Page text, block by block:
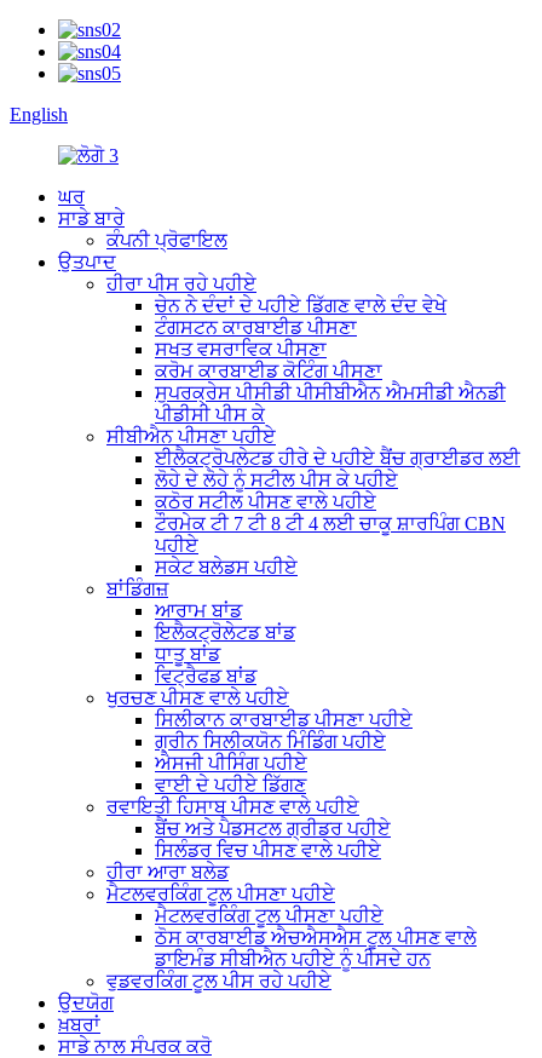
English
ਘਰ
ਸਾਡੇ ਬਾਰੇ
ਕੰਪਨੀ ਪ੍ਰੋਫਾਇਲ
ਉਤਪਾਦ
ਹੀਰਾ ਪੀਸ ਰਹੇ ਪਹੀਏ
ਚੇਨ ਨੇ ਦੰਦਾਂ ਦੇ ਪਹੀਏ ਡਿੱਗਣ ਵਾਲੇ ਦੰਦ ਵੇਖੇ
ਟੰਗਸਟਨ ਕਾਰਬਾਈਡ ਪੀਸਣਾ
ਸਖਤ ਵਸਰਾਵਿਕ ਪੀਸਣਾ
ਕਰੋਮ ਕਾਰਬਾਈਡ ਕੋਟਿੰਗ ਪੀਸਣਾ
ਸੁਪਰਕ੍ਰੇਸ ਪੀਸੀਡੀ ਪੀਸੀਬੀਐਨ ਐਮਸੀਡੀ ਐਨਡੀ
ਪੀਡੀਸੀ ਪੀਸ ਕੇ
ਸੀਬੀਐਨ ਪੀਸਣਾ ਪਹੀਏ
ਈਲੈਕਟ੍ਰੋਪਲੇਟਡ ਹੀਰੇ ਦੇ ਪਹੀਏ ਬੈਂਚ ਗ੍ਰਾਈਡਰ ਲਈ
ਲੋਹੇ ਦੇ ਲੋਹੇ ਨੂੰ ਸਟੀਲ ਪੀਸ ਕੇ ਪਹੀਏ
ਕਠੋਰ ਸਟੀਲ ਪੀਸਣ ਵਾਲੇ ਪਹੀਏ
ਟੌਰਮੇਕ ਟੀ 7 ਟੀ 8 ਟੀ 4 ਲਈ ਚਾਕੂ ਸ਼ਾਰਪਿੰਗ CBN
ਪਹੀਏ
ਸਕੇਟ ਬਲੇਡਸ ਪਹੀਏ
ਬਾਂਡਿੰਗਜ਼
ਆਰਾਮ ਬਾਂਡ
ਇਲੈਕਟ੍ਰੋਲੇਟਡ ਬਾਂਡ
ਧਾਤੂ ਬਾਂਡ
ਵਿਟ੍ਰੈਫਡ ਬਾਂਡ
ਖੁਰਚਣ ਪੀਸਣ ਵਾਲੇ ਪਹੀਏ
ਸਿਲੀਕਾਨ ਕਾਰਬਾਈਡ ਪੀਸਣਾ ਪਹੀਏ
ਗ੍ਰੀਨ ਸਿਲੀਕਯੋਨ ਮਿੰਡਿੰਗ ਪਹੀਏ
ਐਸਜੀ ਪੀਸਿੰਗ ਪਹੀਏ
ਵਾਈ ਦੇ ਪਹੀਏ ਡਿੱਗਣ
ਰਵਾਇਤੀ ਹਿਸਾਬ ਪੀਸਣ ਵਾਲੇ ਪਹੀਏ
ਬੈਂਚ ਅਤੇ ਪੈਡਸਟਲ ਗ੍ਰੀਡਰ ਪਹੀਏ
ਸਿਲੰਡਰ ਵਿਚ ਪੀਸਣ ਵਾਲੇ ਪਹੀਏ
ਹੀਰਾ ਆਰਾ ਬਲੇਡ
ਮੈਟਲਵਰਕਿੰਗ ਟੂਲ ਪੀਸਣਾ ਪਹੀਏ
ਮੈਟਲਵਰਕਿੰਗ ਟੂਲ ਪੀਸਣਾ ਪਹੀਏ
ਠੋਸ ਕਾਰਬਾਈਡ ਐਚਐਸਐਸ ਟੂਲ ਪੀਸਣ ਵਾਲੇ
ਡਾਇਮੰਡ ਸੀਬੀਐਨ ਪਹੀਏ ਨੂੰ ਪੀਸਦੇ ਹਨ
ਵੁਡਵਰਕਿੰਗ ਟੂਲ ਪੀਸ ਰਹੇ ਪਹੀਏ
ਉਦਯੋਗ
ਖ਼ਬਰਾਂ
ਸਾਡੇ ਨਾਲ ਸੰਪਰਕ ਕਰੋ